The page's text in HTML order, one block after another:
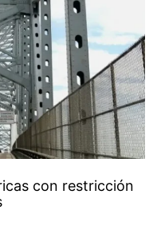
con restricción